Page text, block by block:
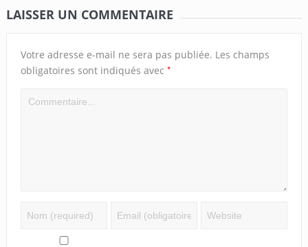
LAISSER UN COMMENTAIRE
Votre adresse e-mail ne sera pas publiée. Les champs
obligatoires sont indiqués avec *